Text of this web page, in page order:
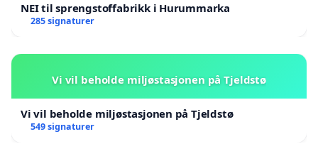
NEI til sprengstoffabrikk i Hurummarka
285 signaturer
Vi vil beholde miljøstasjonen på Tjeldstø
Vi vil beholde miljøstasjonen på Tjeldstø
549 signaturer